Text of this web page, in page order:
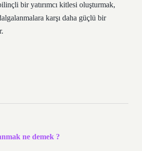
bir yatırımcı kitlesi oluşturmak,
karşı daha güçlü bir
ne demek ?